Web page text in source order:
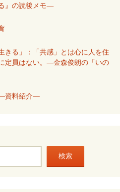
』の読後メモ―
きる」：「共感」とは心に人を住
定員はない。―金森俊朗の「いの
―資料紹介―
検索